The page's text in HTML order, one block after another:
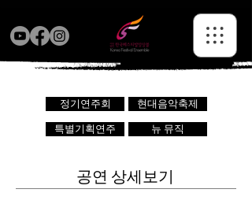
정기연주회 현대음악축제
특별기획연주 뉴 뮤직
공연 상세보기